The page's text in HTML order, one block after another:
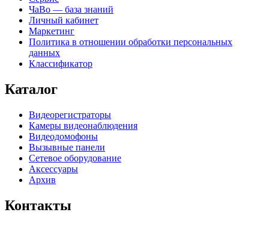
ЧаВо — база знаний
Личный кабинет
Маркетинг
Политика в отношении обработки персональных
данных
Классификатор
Каталог
Видеорегистраторы
Камеры видеонаблюдения
Видеодомофоны
Вызывные панели
Сетевое оборудование
Аксессуары
Архив
Контакты